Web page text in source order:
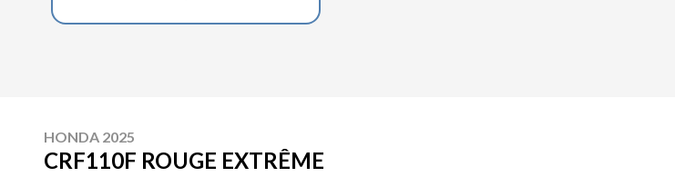
HONDA 2025
CRF110F ROUGE EXTRÊME